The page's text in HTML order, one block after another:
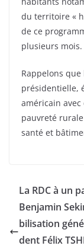
du territoire «
de ce
plusieurs mois.
Rappelons que
présidentielle,
américain
pauvreté
santé et
La RDC à un
Benjamin
bilisation
dent Félix